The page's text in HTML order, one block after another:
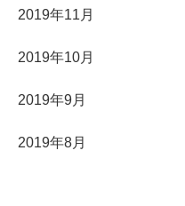
2019年11月
2019年10月
2019年9月
2019年8月